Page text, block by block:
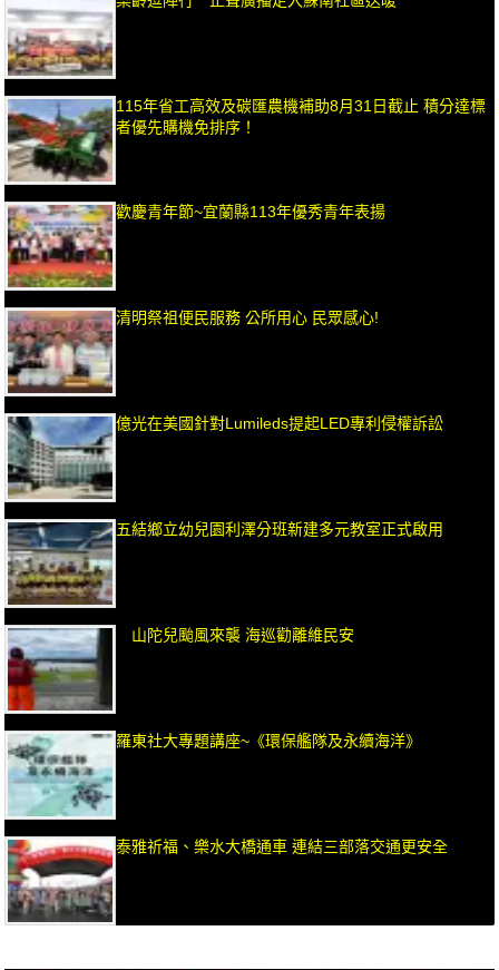
115年省工高效及碳匯農機補助8月31日截止 積分達標
者優先購機免排序！
歡慶青年節~宜蘭縣113年優秀青年表揚
清明祭祖便民服務 公所用心 民眾感心!
億光在美國針對Lumileds提起LED專利侵權訴訟
五結鄉立幼兒園利澤分班新建多元教室正式啟用
山陀兒颱風來襲 海巡勸離維民安
羅東社大專題講座~《環保艦隊及永續海洋》
泰雅祈福、樂水大橋通車 連結三部落交通更安全